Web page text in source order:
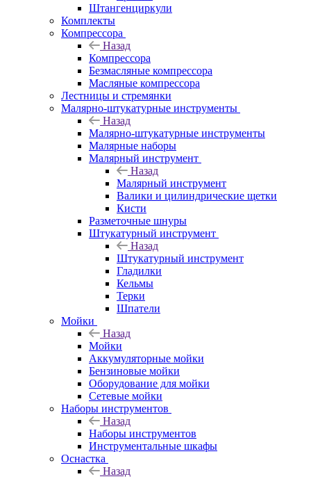
Штангенциркули
Комплекты
Компрессора
Назад
Компрессора
Безмасляные компрессора
Масляные компрессора
Лестницы и стремянки
Малярно-штукатурные инструменты
Назад
Малярно-штукатурные инструменты
Малярные наборы
Малярный инструмент
Назад
Малярный инструмент
Валики и цилиндрические щетки
Кисти
Разметочные шнуры
Штукатурный инструмент
Назад
Штукатурный инструмент
Гладилки
Кельмы
Терки
Шпатели
Мойки
Назад
Мойки
Аккумуляторные мойки
Бензиновые мойки
Оборудование для мойки
Сетевые мойки
Наборы инструментов
Назад
Наборы инструментов
Инструментальные шкафы
Оснастка
Назад